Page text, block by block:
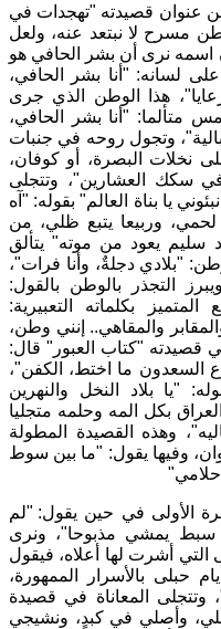
عنوان قصيدته "تهجدات في
مسرح لا نبتعد عنه، ولعل
اسمه نرى أن بشر الحافي هو
لسانه:
" أنا بشر الحافي،
"، هذا الوطن الذي جرى
متألما:
"أنا بشر الحافي،
"، وتجول روحه في جنبات
نخلات البصرة، أو كوفان،
سكك العشارين"، وتتجلى
يا بناة العالم"بقوله:
" آه
لحمي، وربيعا يتبع ظلي، من
سليم يعود من موته"يتألق
:
"بلادي دجلةٌ، وأنا فرات"،
التجذر بالوطن بالقول:
بكلماته التعبيرية:
والمقاهي.. إنني وطن،
قصيدته "كتاب العبور "قال:
السعدون ما اختط، الكفن"،
:
"يا بلاد النخل والنهرين
بكل المه وحلمه متجليا
"، وهذه القصيدة المطولة
وفيها يقول:
"ما بين سوط
"
الأولى في حين يقول:
"لم
سبط يمشي مذبوحا"، ونرى
التي أشرت لها أعلاه، فيقول
حبلى بالأسرار الممهورة،
، وتتجلى المعاناة في قصيدة
وأصلي في كبدٍ، ونشيجي